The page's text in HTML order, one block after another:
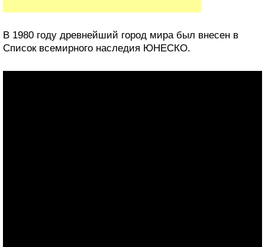
В 1980 году древнейший город мира был внесен в
Список всемирного наследия ЮНЕСКО.